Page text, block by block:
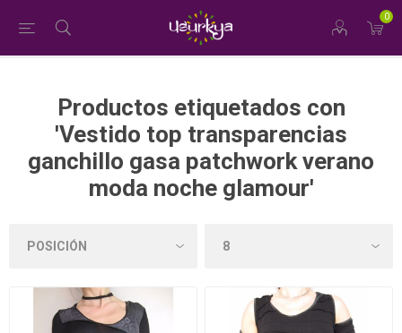
0
Productos etiquetados con
'Vestido top transparencias
ganchillo gasa patchwork verano
moda noche glamour'